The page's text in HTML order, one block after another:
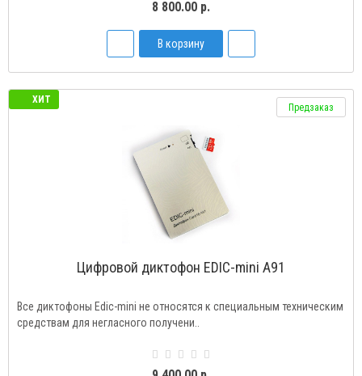
8 800.00 р.
В корзину
ХИТ
Предзаказ
Цифровой диктофон EDIC-mini A91
Все диктофоны Edic-mini не относятся к специальным техническим
средствам для негласного получени..